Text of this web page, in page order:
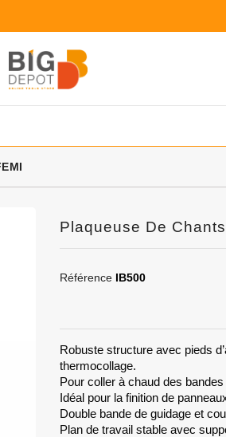
Plaqueuse De
Référence IB500
Robuste structure avec pieds
thermocollage.
Pour coller à chaud des
Idéal pour la finition de
Double bande de guidage et
Plan de travail stable avec